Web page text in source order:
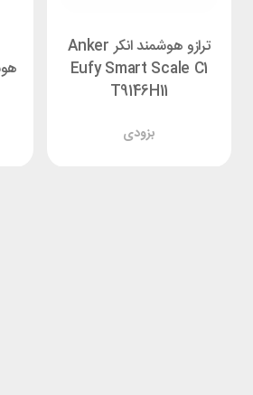
ترازو هوشمند انکر Anker
Eufy Smart Scale C1
T9146H11
بزودی